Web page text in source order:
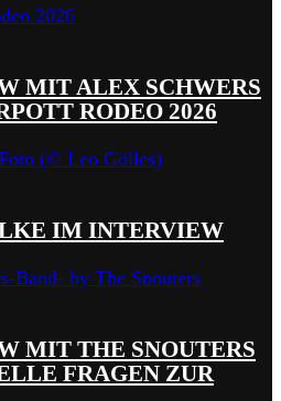
MIT ALEX SCHWERS
RODEO 2026
IM INTERVIEW
MIT THE SNOUTERS
FRAGEN ZUR